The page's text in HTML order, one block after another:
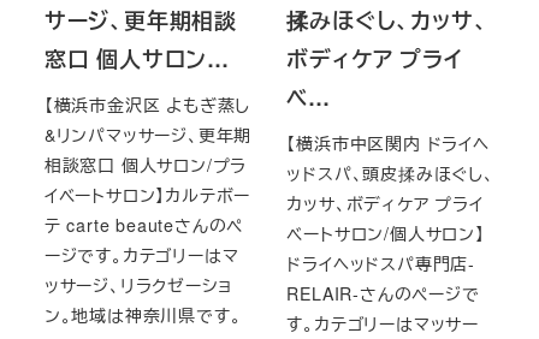
サージ、更年期相談
窓口 個人サロン…
【横浜市金沢区 よもぎ蒸し
&リンパマッサージ、更年期
相談窓口 個人サロン/プラ
イベートサロン】カルテボー
テ carte beauteさんのペ
ージです。カテゴリーはマ
ッサージ、リラクゼーショ
ン。地域は神奈川県です。
揉みほぐし、カッサ、
ボディケア プライ
ベ…
【横浜市中区関内 ドライヘ
ッドスパ、頭皮揉みほぐし、
カッサ、ボディケア プライ
ベートサロン/個人サロン】
ドライヘッドスパ専門店-
RELAIR-さんのページで
す。カテゴリーはマッサー